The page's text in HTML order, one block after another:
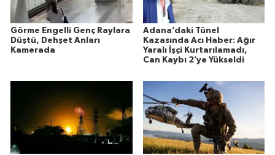
Görme Engelli Genç Raylara
Düştü, Dehşet Anları
Kamerada
Adana’daki Tünel
Kazasında Acı Haber: Ağır
Yaralı İşçi Kurtarılamadı,
Can Kaybı 2’ye Yükseldi